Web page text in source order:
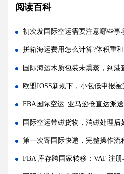
国际空运低申报被海关查到，罚
国际空运的运单有什么作用，包
国内哪些港口是国际空运主流
什么是泡货、重货，国际空运
国际空运直达与中转航班，该
国际空运客机和全货机分别适合
国际空运直达与中转航班，该
国际空运完整运输流程分为哪
国际空运和国际快递到底有哪
阅读百科
初次发国际空运需要注意哪些事
拼箱海运费用怎么计算?体积重
国际海运木质包装未熏蒸，到港
欧盟IOSS新规下，小包低申报
FBA国际空运_亚马逊仓直达派
国际空运带磁货物，消磁处理后
第一次寄国际快递，完整操作流
FBA 库存跨国家转移：VAT 注